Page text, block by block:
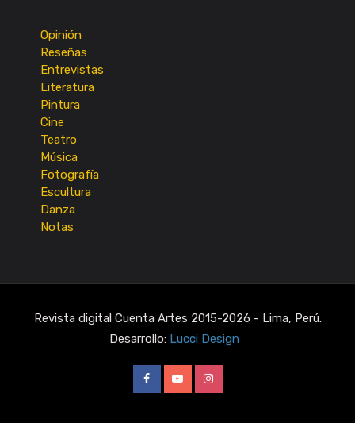
Opinión
Reseñas
Entrevistas
Literatura
Pintura
Cine
Teatro
Música
Fotografía
Escultura
Danza
Notas
Revista digital Cuenta Artes 2015-2026 - Lima, Perú.
Desarrollo: Lucci Design